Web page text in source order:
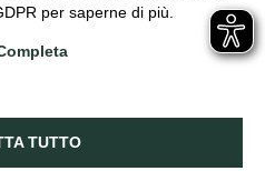
Sostenibilità
per saperne di più.
TUTTO